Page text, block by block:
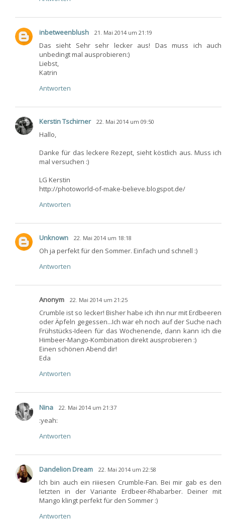
inbetweenblush 21. Mai 2014 um 21:19
Das sieht Sehr sehr lecker aus! Das muss ich auch
unbedingt mal ausprobieren:)
Liebst,
Katrin
Antworten
Kerstin Tschirner 22. Mai 2014 um 09:50
Hallo,
Danke für das leckere Rezept, sieht köstlich aus. Muss ich
mal versuchen :)
LG Kerstin
http://photoworld-of-make-believe.blogspot.de/
Antworten
Unknown 22. Mai 2014 um 18:18
Oh ja perfekt für den Sommer. Einfach und schnell :)
Antworten
Anonym 22. Mai 2014 um 21:25
Crumble ist so lecker! Bisher habe ich ihn nur mit Erdbeeren
oder Äpfeln gegessen...Ich war eh noch auf der Suche nach
Frühstücks-Ideen für das Wochenende, dann kann ich die
Himbeer-Mango-Kombination direkt ausprobieren :)
Einen schönen Abend dir!
Eda
Antworten
Nina 22. Mai 2014 um 21:37
:yeah:
Antworten
Dandelion Dream 22. Mai 2014 um 22:58
Ich bin auch ein riiiesen Crumble-Fan. Bei mir gab es den
letzten in der Variante Erdbeer-Rhabarber. Deiner mit
Mango klingt perfekt für den Sommer :)
Antworten